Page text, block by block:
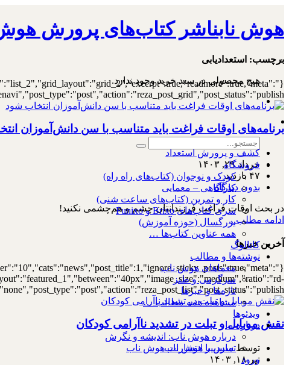
هوش نابناشر کتاب‌های پرورش هوش
۰
هیچ محصولی در سبد خرید وجود ندارد.
فروشگاه
کودک و نوجوان (کتاب‌های راه راه)
کارآگاهی – معمایی
کار و تمرین (کتاب‌های ساعت شنی)
سری کتاب‌های Brixo و Funixo
بزرگسال (حوزه آموزش)
همه عناوین کتاب‌ها …
کاتالوگ
نوشته‌ها و مطالب
معماهای هوش ناب
سرگرمی و طنز
تازه‌ها و خبرها
مشاهده همه مطالب …
ویدئوها
درباره ما
درباره هوش ناب: اندیشه و نگرش
تماس با انتشارات هوش ناب
ورود
برچسب: استعدادیابی
برنامه‌های اوقات فراغت باید متناسب با سن دانش‌آموزان
کشف و پرورش استعداد
خرداد ۲۹, ۱۴۰۳
۴۷ بازدید
بدون دیدگاه
در بحث اوقات‌ فراغت فرزندانتان چشم‌ و هم‌چشمی نکنید!
ادامه مطلب...
آخرین خبرها
نقش موبایل و تبلت در تشدید ناآرامی کودکان
توسطسردبیر هوش ناب
تیر ۱۸, ۱۴۰۳